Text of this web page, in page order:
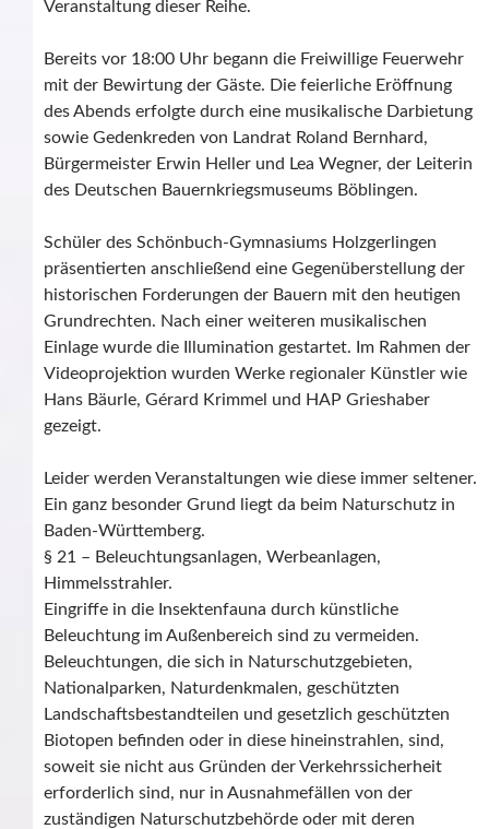
Veranstaltung dieser Reihe.
Bereits vor 18:00 Uhr begann die Freiwillige Feuerwehr
mit der Bewirtung der Gäste. Die feierliche Eröffnung
des Abends erfolgte durch eine musikalische Darbietung
sowie Gedenkreden von Landrat Roland Bernhard,
Bürgermeister Erwin Heller und Lea Wegner, der Leiterin
des Deutschen Bauernkriegsmuseums Böblingen.
Schüler des Schönbuch-Gymnasiums Holzgerlingen
präsentierten anschließend eine Gegenüberstellung der
historischen Forderungen der Bauern mit den heutigen
Grundrechten. Nach einer weiteren musikalischen
Einlage wurde die Illumination gestartet. Im Rahmen der
Videoprojektion wurden Werke regionaler Künstler wie
Hans Bäurle, Gérard Krimmel und HAP Grieshaber
gezeigt.
Leider werden Veranstaltungen wie diese immer seltener.
Ein ganz besonder Grund liegt da beim Naturschutz in
Baden-Württemberg.
§ 21 – Beleuchtungsanlagen, Werbeanlagen,
Himmelsstrahler.
Eingriffe in die Insektenfauna durch künstliche
Beleuchtung im Außenbereich sind zu vermeiden.
Beleuchtungen, die sich in Naturschutzgebieten,
Nationalparken, Naturdenkmalen, geschützten
Landschaftsbestandteilen und gesetzlich geschützten
Biotopen befinden oder in diese hineinstrahlen, sind,
soweit sie nicht aus Gründen der Verkehrssicherheit
erforderlich sind, nur in Ausnahmefällen von der
zuständigen Naturschutzbehörde oder mit deren